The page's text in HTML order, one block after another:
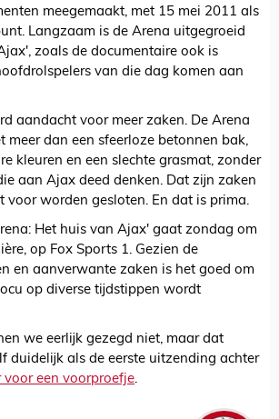
meegemaakt, met 15 mei 2011 als
Langzaam is de Arena uitgegroeid
zoals de documentaire ook is
van die dag komen aan
aandacht voor meer zaken. De Arena
meer dan een sfeerloze betonnen bak,
kleuren en een slechte grasmat, zonder
aan Ajax deed denken. Dat zijn zaken
voor worden gesloten. En dat is prima.
Het huis van Ajax' gaat zondag om
op Fox Sports 1. Gezien de
en aanverwante zaken is het goed om
op diverse tijdstippen wordt
we eerlijk gezegd niet, maar dat
duidelijk als de eerste uitzending achter
voor een voorproefje.